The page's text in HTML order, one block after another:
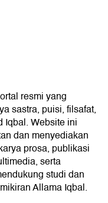
resmi yang
sastra, puisi, filsafat,
Iqbal. Website ini
dan menyediakan
prosa, publikasi
serta
studi dan
Allama Iqbal.